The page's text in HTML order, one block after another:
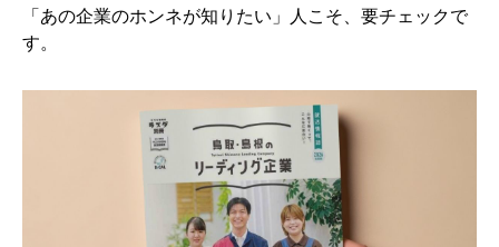
「あの企業のホンネが知りたい」人こそ、要チェックで
す。